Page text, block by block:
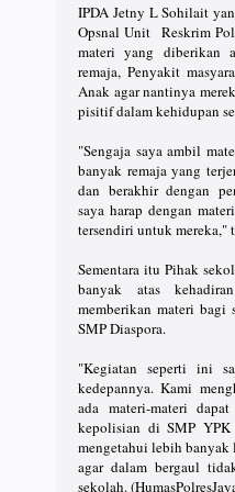
IPDA Jetny L Sohilait
Opsnal Unit Reskrim
materi yang diberikan
remaja, Penyakit
Anak agar nantinya
pisitif dalam kehidupan
"Sengaja saya ambil
banyak remaja yang
dan berakhir dengan
saya harap dengan
tersendiri untuk mereka,"
Sementara itu Pihak
banyak atas
memberikan materi
SMP Diaspora.
"Kegiatan seperti ini
kedepannya. Kami
ada materi-materi
kepolisian di SMP YPK
mengetahui lebih banyak
agar dalam bergaul
sekolah.